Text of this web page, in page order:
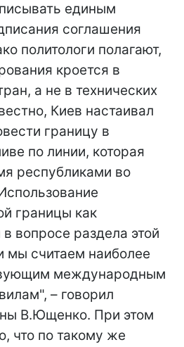
единым
соглашения
политологи полагают,
кроется в
а не в технических
Киев настаивал
границу в
по линии, которая
республиками во
границы как
вопросе раздела этой
мы считаем наиболее
международным
– говорил
В.Ющенко. При этом
что по такому же